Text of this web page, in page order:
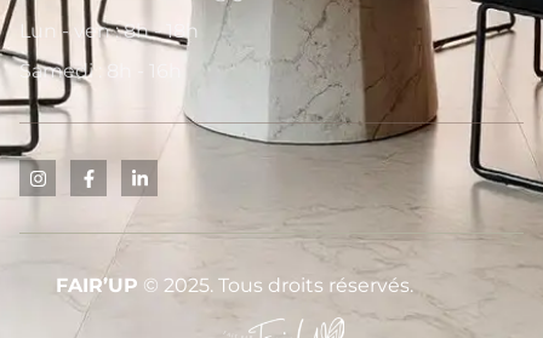
Lun - ven : 8h - 18h
Samedi : 8h - 16h
FAIR’UP © 2025. Tous droits réservés.